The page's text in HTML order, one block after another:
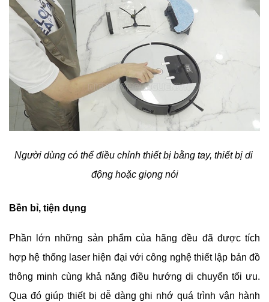
Người dùng có thể điều chỉnh thiết bị bằng tay, thiết bị di
động hoặc giọng nói
Bền bỉ, tiện dụng
Phần lớn những sản phẩm của hãng đều đã được tích
hợp hệ thống laser hiện đại với công nghệ thiết lập bản đồ
thông minh cùng khả năng điều hướng di chuyển tối ưu.
Qua đó giúp thiết bị dễ dàng ghi nhớ quá trình vận hành